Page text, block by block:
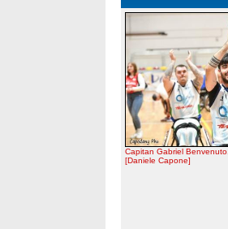
Capitan Gabriel Benvenuto.
[Daniele Capone]